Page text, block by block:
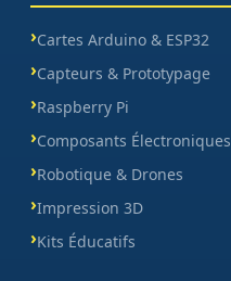
Cartes Arduino & ESP32
Capteurs & Prototypage
Raspberry Pi
Composants Électroniques
Robotique & Drones
Impression 3D
Kits Éducatifs